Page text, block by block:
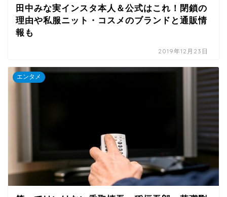
田中みな実インスタ本人＆公式はこれ！閉鎖の
理由や私服ニット・コスメのブランドと通販情
報も
2019年12月23日
エンタメ